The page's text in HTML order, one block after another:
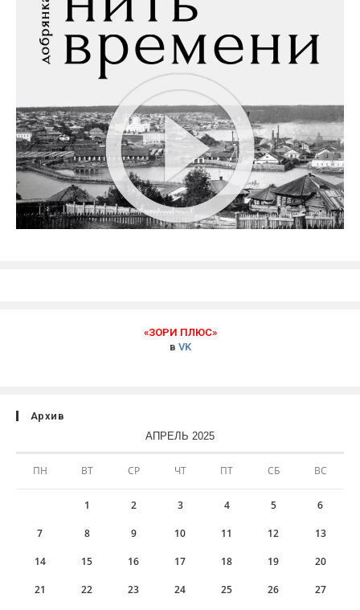
«ЗОРИ ПЛЮС»
в VK
Архив
АПРЕЛЬ 2025
ПН ВТ СР ЧТ ПТ СБ ВС
1 2 3 4 5 6
7 8 9 10 11 12 13
14 15 16 17 18 19 20
21 22 23 24 25 26 27